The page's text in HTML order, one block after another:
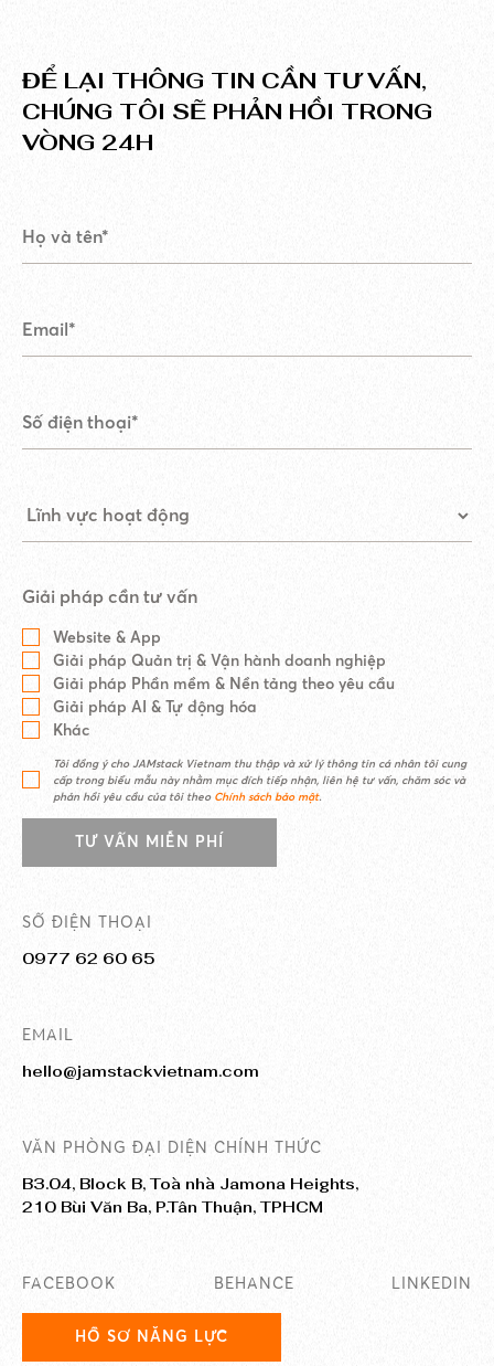
ĐỂ LẠI THÔNG TIN CẦN TƯ VẤN,
CHÚNG TÔI SẼ PHẢN HỒI TRONG
VÒNG 24H
Giải pháp cần tư vấn
Website & App
Giải pháp Quản trị & Vận hành doanh nghiệp
Giải pháp Phần mềm & Nền tảng theo yêu cầu
Giải pháp AI & Tự động hóa
Khác
Tôi đồng ý cho JAMstack Vietnam thu thập và xử lý thông tin cá nhân tôi cung
cấp trong biểu mẫu này nhằm mục đích tiếp nhận, liên hệ tư vấn, chăm sóc và
phản hồi yêu cầu của tôi theo Chính sách bảo mật.
TƯ VẤN MIỄN PHÍ
SỐ ĐIỆN THOẠI
0977 62 60 65
EMAIL
hello@jamstackvietnam.com
VĂN PHÒNG ĐẠI DIỆN CHÍNH THỨC
B3.04, Block B, Toà nhà Jamona Heights,
210 Bùi Văn Ba, P.Tân Thuận, TPHCM
FACEBOOK BEHANCE LINKEDIN
HỒ SƠ NĂNG LỰC